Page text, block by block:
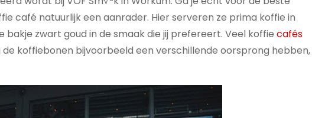
café natuurlijk een aanrader. Hier serveren ze prima koffie in
zwart goud in de smaak die jij prefereert. Veel koffie cafés
koffiebonen bijvoorbeeld een verschillende oorsprong hebben,